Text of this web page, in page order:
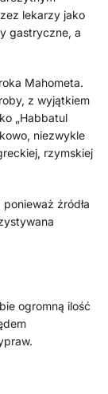
lekarzy jako
gastryczne, a
Mahometa.
z wyjątkiem
„Habbatul
niezwykle
rzymskiej
źródła
ogromną ilość